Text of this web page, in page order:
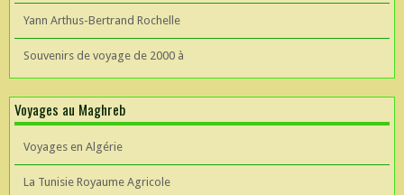
Yann Arthus-Bertrand Rochelle
Souvenirs de voyage de 2000 à
Voyages au Maghreb
Voyages en Algérie
La Tunisie Royaume Agricole